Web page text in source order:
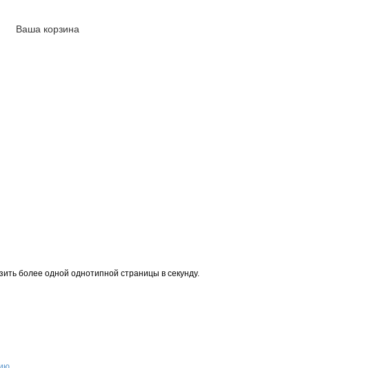
Ваша корзина
более одной однотипной страницы в секунду.